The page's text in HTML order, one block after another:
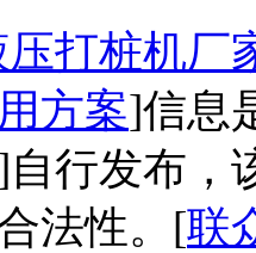
压打桩机厂
方案]信息
自行发布，
法性。[联